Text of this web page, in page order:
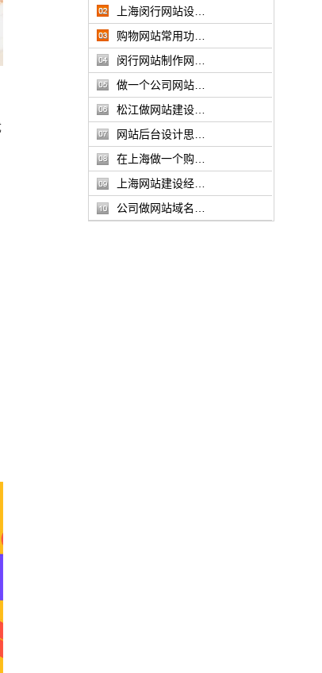
上海闵行网站设…
购物网站常用功…
闵行网站制作网…
做一个公司网站…
松江做网站建设…
网站后台设计思…
在上海做一个购…
上海网站建设经…
公司做网站域名…